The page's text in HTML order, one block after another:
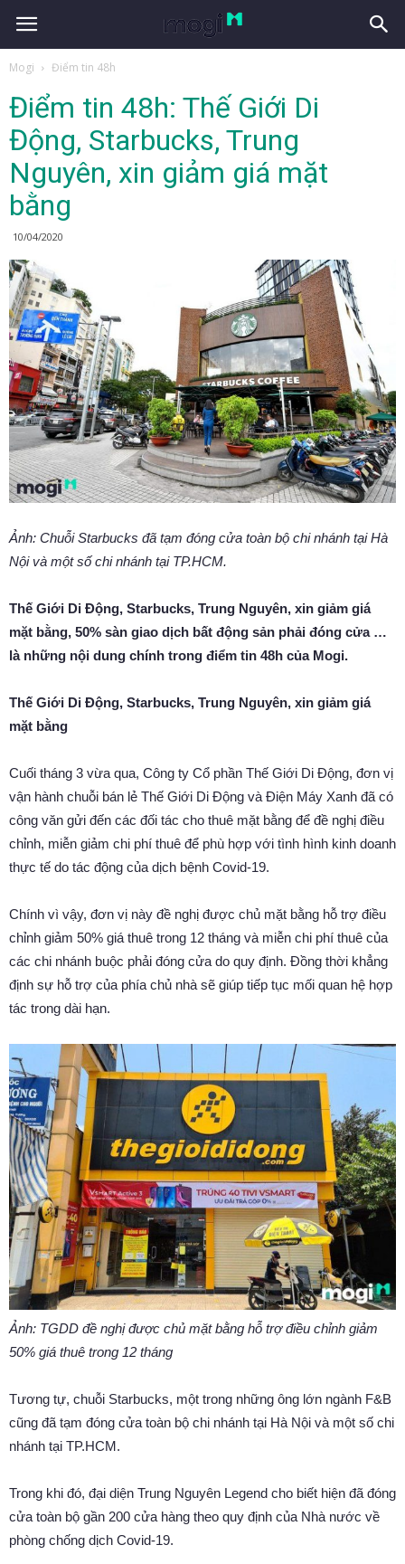
Mogi Điểm tin 48h
Điểm tin 48h: Thế Giới Di
Động, Starbucks, Trung
Nguyên, xin giảm giá mặt
bằng
10/04/2020
Ảnh: Chuỗi Starbucks đã tạm đóng cửa toàn bộ chi nhánh tại Hà
Nội và một số chi nhánh tại TP.HCM.
Thế Giới Di Động, Starbucks, Trung Nguyên, xin giảm giá
mặt bằng, 50% sàn giao dịch bất động sản phải đóng cửa …
là những nội dung chính trong điểm tin 48h của Mogi.
Thế Giới Di Động, Starbucks, Trung Nguyên, xin giảm giá
mặt bằng
Cuối tháng 3 vừa qua, Công ty Cổ phần Thế Giới Di Động, đơn vị
vận hành chuỗi bán lẻ Thế Giới Di Động và Điện Máy Xanh đã có
công văn gửi đến các đối tác cho thuê mặt bằng để đề nghị điều
chỉnh, miễn giảm chi phí thuê để phù hợp với tình hình kinh doanh
thực tế do tác động của dịch bệnh Covid-19.
Chính vì vậy, đơn vị này đề nghị được chủ mặt bằng hỗ trợ điều
chỉnh giảm 50% giá thuê trong 12 tháng và miễn chi phí thuê của
các chi nhánh buộc phải đóng cửa do quy định. Đồng thời khẳng
định sự hỗ trợ của phía chủ nhà sẽ giúp tiếp tục mối quan hệ hợp
tác trong dài hạn.
Ảnh: TGDD đề nghị được chủ mặt bằng hỗ trợ điều chỉnh giảm
50% giá thuê trong 12 tháng
Tương tự, chuỗi Starbucks, một trong những ông lớn ngành F&B
cũng đã tạm đóng cửa toàn bộ chi nhánh tại Hà Nội và một số chi
nhánh tại TP.HCM.
Trong khi đó, đại diện Trung Nguyên Legend cho biết hiện đã đóng
cửa toàn bộ gần 200 cửa hàng theo quy định của Nhà nước về
phòng chống dịch Covid-19.